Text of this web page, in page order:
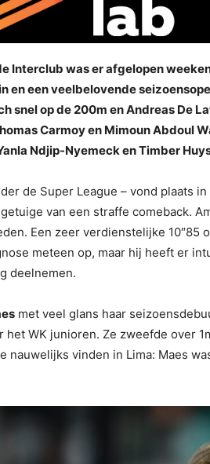
Interclub was er afgelopen
en een veelbelovende
snel op de 200m en Andreas De
Carmoy en Mimoun Abdoul
Ndjip-Nyemeck en Timber
de Super League – vond plaats
van een straffe comeback.
Een zeer verdienstelijke 10″85
meteen op, maar hij heeft er
deelnemen.
met veel glans haar
WK junioren. Ze zweefde over
vinden in Lima: Maes